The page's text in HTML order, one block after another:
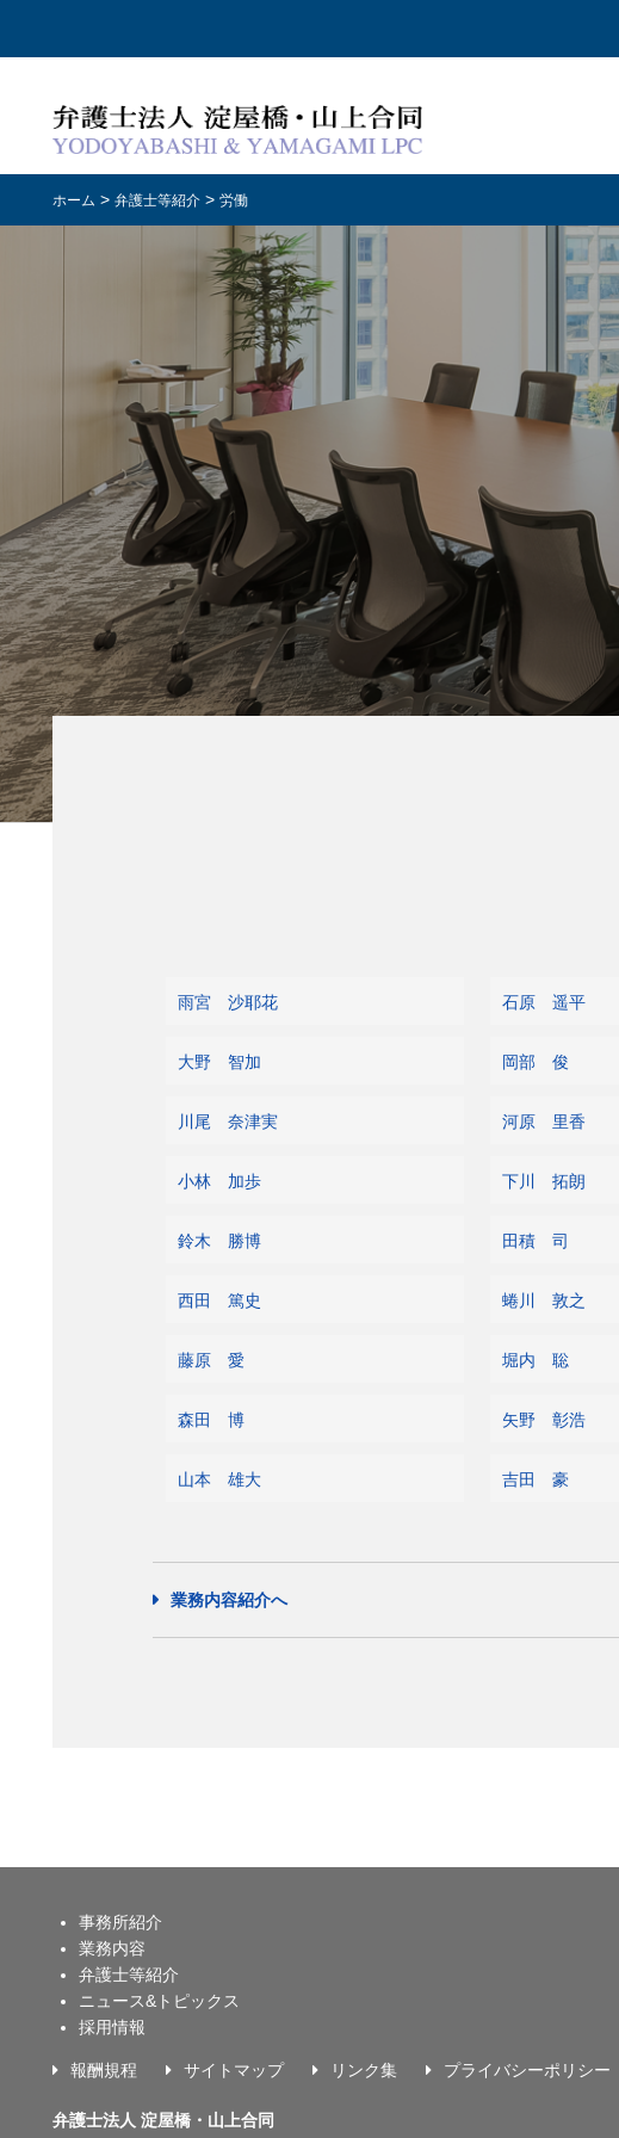
ホーム > 弁護士等紹介 > 労働
雨宮 沙耶花 石原 遥平
大野 智加 岡部 俊
川尾 奈津実 河原 里香
小林 加歩 下川 拓朗
鈴木 勝博 田積 司
西田 篤史 蜷川 敦之
藤原 愛 堀内 聡
森田 博 矢野 彰浩
山本 雄大 吉田 豪
業務内容紹介へ
事務所紹介
業務内容
弁護士等紹介
ニュース&トピックス
採用情報
報酬規程 サイトマップ リンク集 プライバシーポリシー
弁護士法人 淀屋橋・山上合同